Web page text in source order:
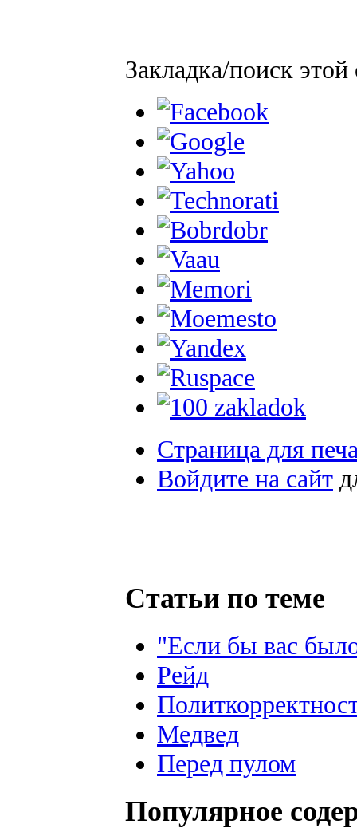
Закладка/поиск этой
Страница для
Войдите на сайт
Статьи по теме
"Если бы вас
Рейд
Медвед
Перед пулом
Популярное